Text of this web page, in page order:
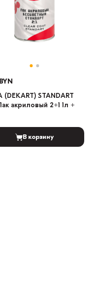
(DEKART) STANDART
акриловый 2+1 1л +
В корзину